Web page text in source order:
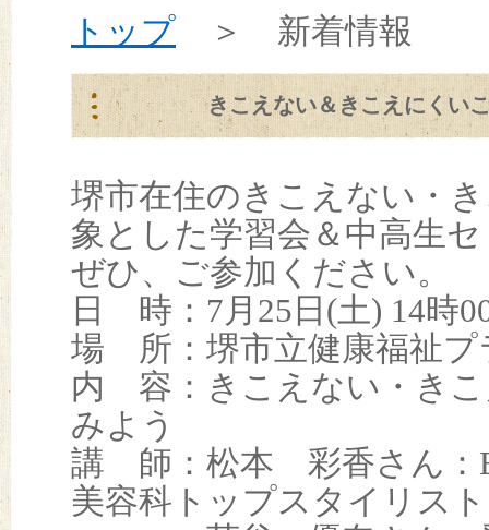
トップ ＞ 新着情報
きこえない＆きこえにくい
堺市在住のきこえない・
象とした学習会＆中高生
ぜひ、ご参加ください。
日 時：7月25日(土) 14時
場 所：堺市立健康福祉
内 容：きこえない・き
みよう
講 師：松本 彩香さん：
美容科トップスタイリス